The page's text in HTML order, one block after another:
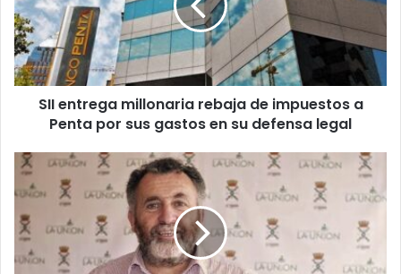
de
impuestos
a
Penta
por
gastos
su
defensa
legal
SII entrega millonaria rebaja de impuestos a
Penta por sus gastos en su defensa legal
Funcionarios
de
la
Salud
Municipal
de